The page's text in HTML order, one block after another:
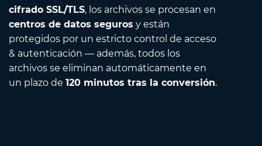
cifrado SSL/TLS, los archivos se procesan en
centros de datos seguros y están
protegidos por un estricto control de acceso
& autenticación — además, todos los
archivos se eliminan automáticamente en
un plazo de 120 minutos tras la conversión.